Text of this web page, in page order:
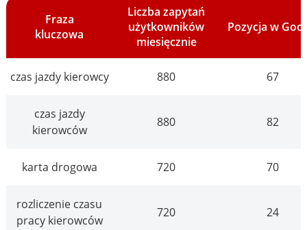
Fraza
kluczowa
Liczba zapytań
użytkowników
miesięcznie
Pozycja w
czas jazdy kierowcy 880 67
czas jazdy
kierowców
880 82
karta drogowa 720 70
rozliczenie czasu
pracy kierowców
720 24